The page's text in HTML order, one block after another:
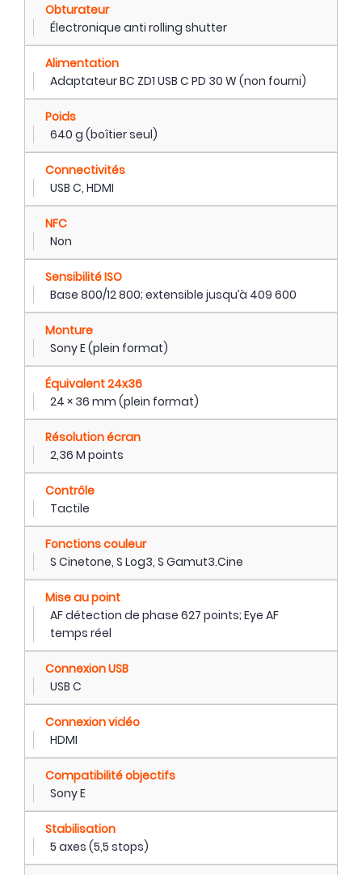
Obturateur
Électronique anti rolling shutter
Alimentation
Adaptateur BC ZD1 USB C PD 30 W (non fourni)
Poids
640 g (boîtier seul)
Connectivités
USB C, HDMI
NFC
Non
Sensibilité ISO
Base 800/12 800; extensible jusqu’à 409 600
Monture
Sony E (plein format)
Équivalent 24x36
24 × 36 mm (plein format)
Résolution écran
2,36 M points
Contrôle
Tactile
Fonctions couleur
S Cinetone, S Log3, S Gamut3.Cine
Mise au point
AF détection de phase 627 points; Eye AF
temps réel
Connexion USB
USB C
Connexion vidéo
HDMI
Compatibilité objectifs
Sony E
Stabilisation
5 axes (5,5 stops)